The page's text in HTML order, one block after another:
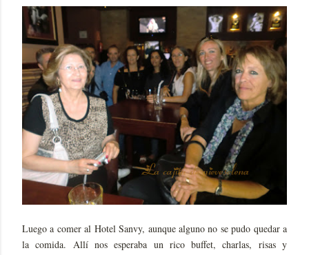
Luego a comer al Hotel Sanvy, aunque alguno no se pudo quedar a
la comida. Allí nos esperaba un rico buffet, charlas, risas y